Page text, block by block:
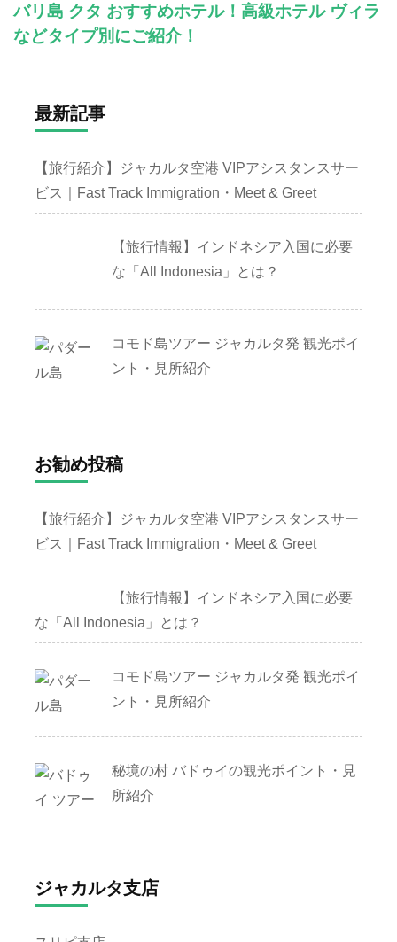
バリ島 クタ おすすめホテル！高級ホテル ヴィラ
などタイプ別にご紹介！
最新記事
【旅行紹介】ジャカルタ空港 VIPアシスタンスサー
ビス｜Fast Track Immigration・Meet & Greet
【旅行情報】インドネシア入国に必要
な「All Indonesia」とは？
コモド島ツアー ジャカルタ発 観光ポイ
ント・見所紹介
お勧め投稿
【旅行紹介】ジャカルタ空港 VIPアシスタンスサー
ビス｜Fast Track Immigration・Meet & Greet
【旅行情報】インドネシア入国に必要
な「All Indonesia」とは？
コモド島ツアー ジャカルタ発 観光ポイ
ント・見所紹介
秘境の村 バドゥイの観光ポイント・見
所紹介
ジャカルタ支店